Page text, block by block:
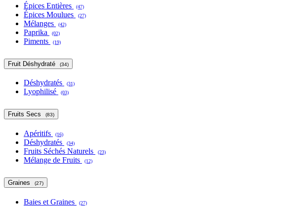
Épices Entières (47)
Épices Moulues (27)
Mélanges (42)
Paprika (02)
Piments (19)
Fruit Déshydraté (34)
Déshydratés (31)
Lyophilisé (03)
Fruits Secs (83)
Apéritifs (16)
Déshydratés (34)
Fruits Séchés Naturels (23)
Mélange de Fruits (12)
Graines (27)
Baies et Graines (27)